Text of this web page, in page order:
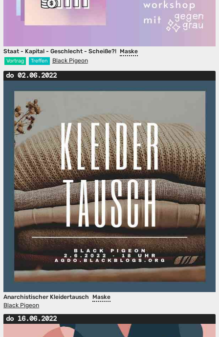
Staat - Kapital - Geschlecht - Scheiße?! Maske
Vortrag Treffen Black Pigeon
do 02.06.2022
Anarchistischer Kleidertausch
Maske
Black Pigeon
do 16.06.2022